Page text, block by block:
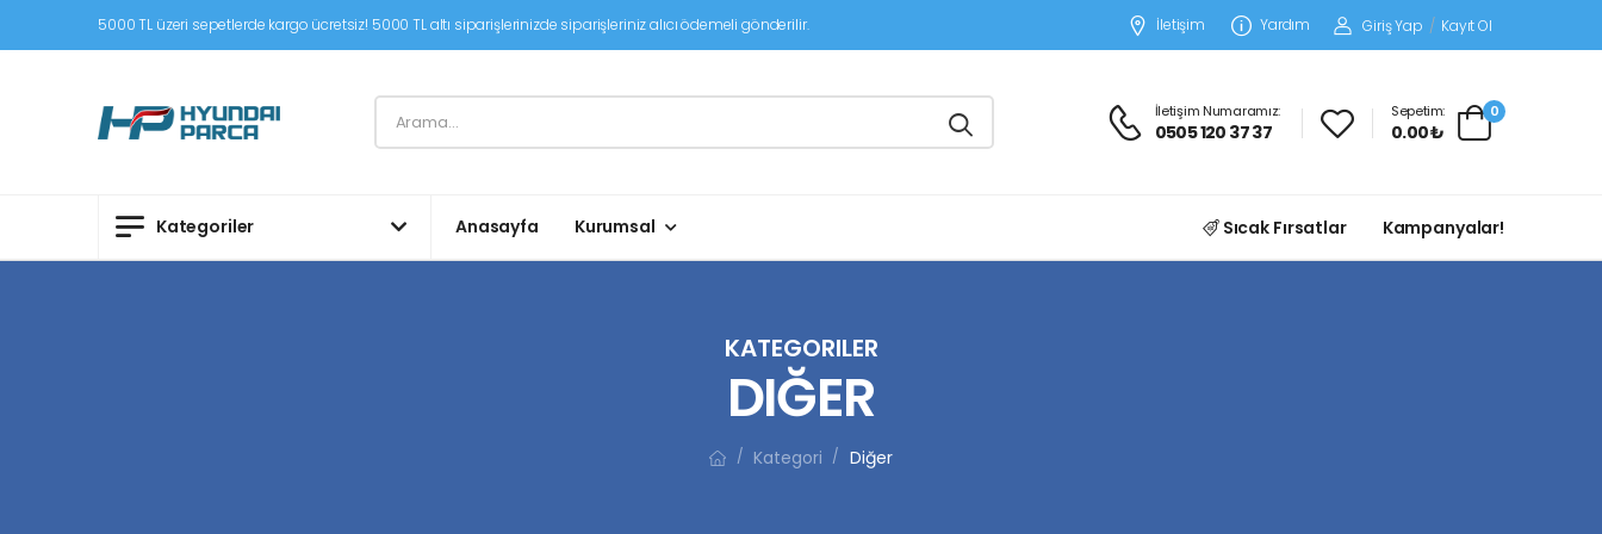
5000 TL üzeri sepetlerde kargo ücretsiz! 5000 TL altı siparişlerinizde siparişleriniz alıcı ödemeli gönderilir. İletişim Yardım Giriş Yap / Kayıt Ol
İletişim Numaramız:
0505 120 37 37
Sepetim:
0.00 ₺
0
Kategoriler Anasayfa Kurumsal Sıcak Fırsatlar Kampanyalar!
KATEGORILER
DIĞER
/ Kategori / Diğer